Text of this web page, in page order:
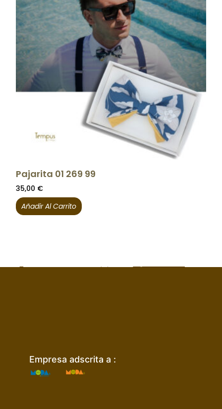
Pajarita 01 269 99
35,00 €
Añadir Al Carrito
Empresa adscrita a :